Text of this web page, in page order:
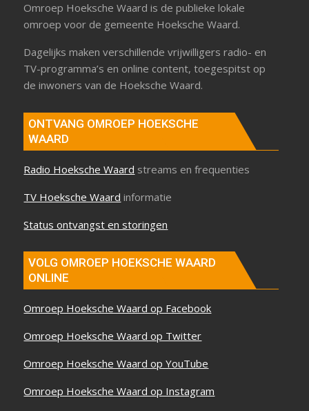
Omroep Hoeksche Waard is de publieke lokale
omroep voor de gemeente Hoeksche Waard.
Dagelijks maken verschillende vrijwilligers radio- en
TV-programma’s en online content, toegespitst op
de inwoners van de Hoeksche Waard.
ONTVANG OMROEP HOEKSCHE
WAARD
Radio Hoeksche Waard streams en frequenties
TV Hoeksche Waard informatie
Status ontvangst en storingen
VOLG OMROEP HOEKSCHE WAARD
ONLINE
Omroep Hoeksche Waard op Facebook
Omroep Hoeksche Waard op Twitter
Omroep Hoeksche Waard op YouTube
Omroep Hoeksche Waard op Instagram